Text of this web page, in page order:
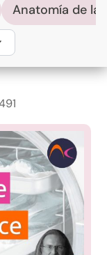
Anatomía de